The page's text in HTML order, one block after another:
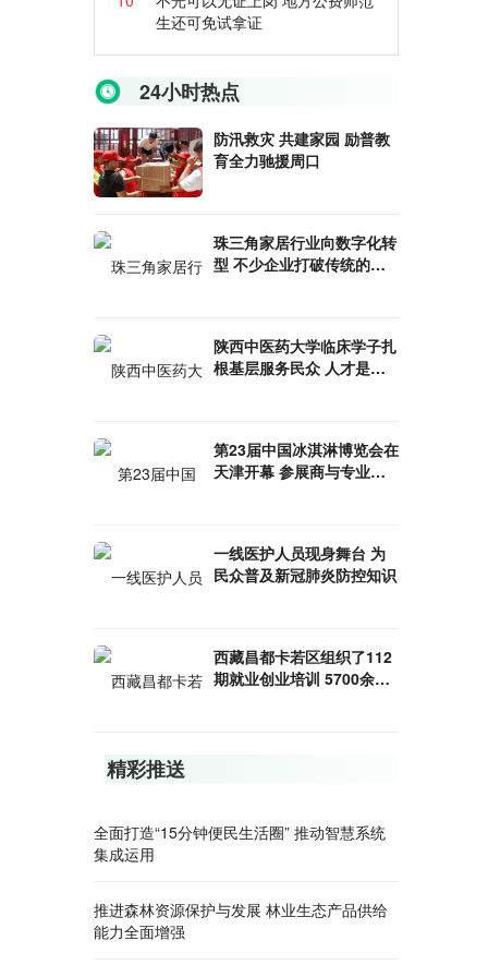
生还可免试拿证
24小时热点
防汛救灾 共建家园 励普教
育全力驰援周口
珠三角家居行业向数字化转
型 不少企业打破传统的线
陕西中医药大学临床学子扎
根基层服务民众 人才是健
第23届中国冰淇淋博览会在
天津开幕 参展商与专业观
一线医护人员现身舞台 为
民众普及新冠肺炎防控知识
西藏昌都卡若区组织了112
期就业创业培训 5700余名
精彩推送
全面打造“15分钟便民生活圈” 推动智慧系统
集成运用
推进森林资源保护与发展 林业生态产品供给
能力全面增强